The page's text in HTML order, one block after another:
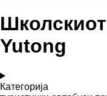
Yutong
Категорија